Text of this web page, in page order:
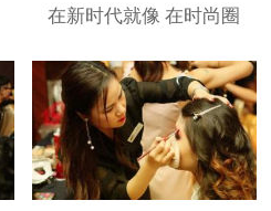
在新时代就像 在时尚圈